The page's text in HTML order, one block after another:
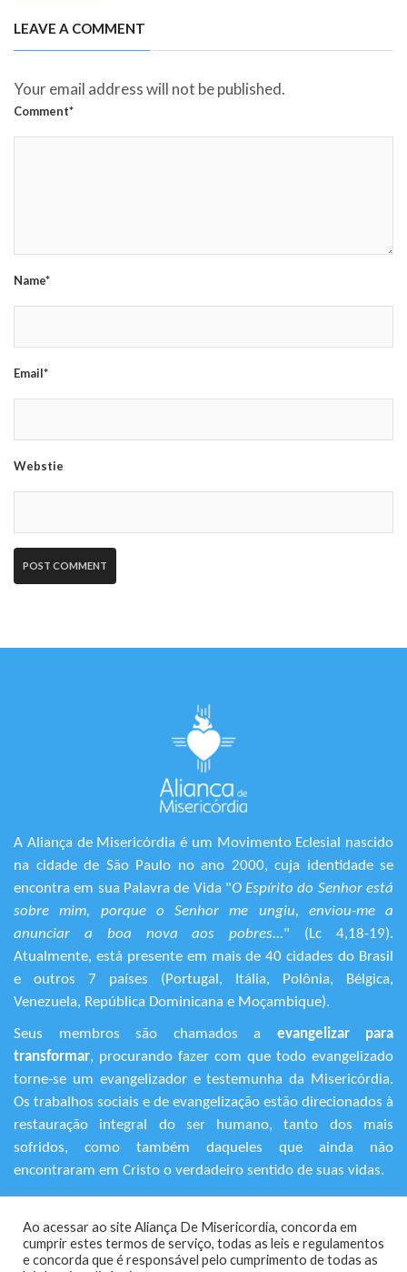
LEAVE A COMMENT
Your email address will not be published.
Comment*
Name*
Email*
Webstie
A Aliança de Misericórdia é um Movimento Eclesial nascido
na cidade de São Paulo no ano 2000, cuja identidade se
encontra em sua Palavra de Vida "O Espírito do Senhor está
sobre mim, porque o Senhor me ungiu, enviou-me a
anunciar a boa nova aos pobres..." (Lc 4,18-19).
Atualmente, está presente em mais de 40 cidades do Brasil
e outros 7 países (Portugal, Itália, Polônia, Bélgica,
Venezuela, República Dominicana e Moçambique).
Seus membros são chamados a evangelizar para
transformar, procurando fazer com que todo evangelizado
torne-se um evangelizador e testemunha da Misericórdia.
Os trabalhos sociais e de evangelização estão direcionados à
restauração integral do ser humano, tanto dos mais
sofridos, como também daqueles que ainda não
encontraram em Cristo o verdadeiro sentido de suas vidas.
Rua Avanhandava, 616 – Bela Vista
São Paulo/SP - CEP 01306-000
Ao acessar ao site Aliança De Misericordia, concorda em
cumprir estes termos de serviço, todas as leis e regulamentos
​e concorda que é responsável pelo cumprimento de todas as